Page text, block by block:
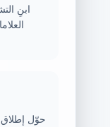
ابنِ
حوّل إطلاق